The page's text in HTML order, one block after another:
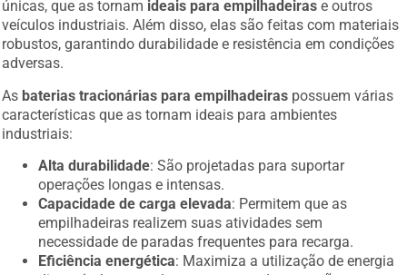
veículos industriais. Além disso, elas são feitas com materiais
robustos, garantindo durabilidade e resistência em condições
adversas.
As baterias tracionárias para empilhadeiras possuem várias
características que as tornam ideais para ambientes
industriais:
Alta durabilidade: São projetadas para suportar
operações longas e intensas.
Capacidade de carga elevada: Permitem que as
empilhadeiras realizem suas atividades sem
necessidade de paradas frequentes para recarga.
Eficiência energética: Maximiza a utilização de energia